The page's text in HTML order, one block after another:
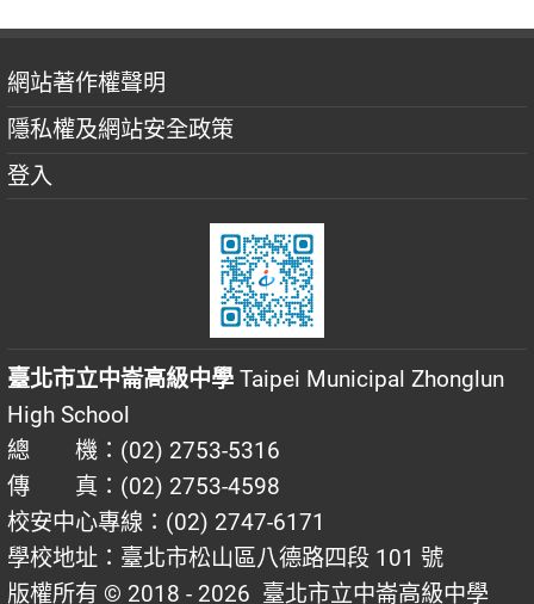
網站著作權聲明
隱私權及網站安全政策
登入
臺北市立中崙高級中學 Taipei Municipal Zhonglun
High School
總 機：(02) 2753-5316
傳 真：(02) 2753-4598
校安中心專線：(02) 2747-6171
學校地址：臺北市松山區八德路四段 101 號
版權所有 © 2018 - 2026 臺北市立中崙高級中學